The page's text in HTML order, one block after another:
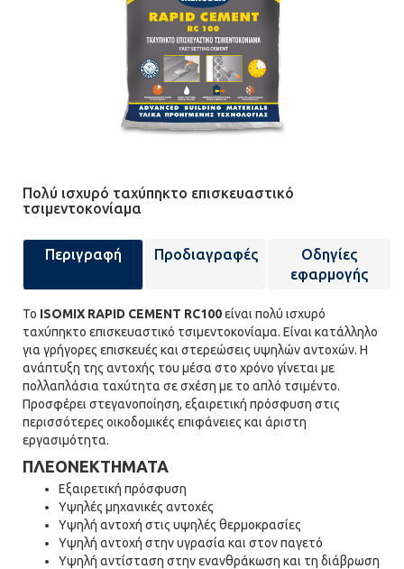
Πολύ ισχυρό ταχύπηκτο επισκευαστικό
τσιμεντοκονίαμα
Περιγραφή Προδιαγραφές
Οδηγίες
εφαρμογής
Το ISOMIX RAPID CEMENT RC100είναι πολύ ισχυρό
ταχύπηκτο επισκευαστικό τσιμεντοκονίαμα. Είναι κατάλληλο
για γρήγορες επισκευές και στερεώσεις υψηλών αντοχών. Η
ανάπτυξη της αντοχής του μέσα στο χρόνο γίνεται με
πολλαπλάσια ταχύτητα σε σχέση με το απλό τσιμέντο.
Προσφέρει στεγανοποίηση, εξαιρετική πρόσφυση στις
περισσότερες οικοδομικές επιφάνειες και άριστη
εργασιμότητα.
ΠΛΕΟΝΕΚΤΗΜΑΤΑ
Εξαιρετική πρόσφυση
Υψηλές μηχανικές αντοχές
Υψηλή αντοχή στις υψηλές θερμοκρασίες
Υψηλή αντοχή στην υγρασία και στον παγετό
Υψηλή αντίσταση στην ενανθράκωση και τη διάβρωση